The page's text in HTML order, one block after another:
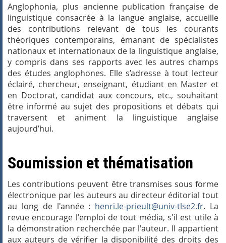
Anglophonia, plus ancienne publication française de
linguistique consacrée à la langue anglaise, accueille
des contributions relevant de tous les courants
théoriques contemporains, émanant de spécialistes
nationaux et internationaux de la linguistique anglaise,
y compris dans ses rapports avec les autres champs
des études anglophones. Elle s’adresse à tout lecteur
éclairé, chercheur, enseignant, étudiant en Master et
en Doctorat, candidat aux concours, etc., souhaitant
être informé au sujet des propositions et débats qui
traversent et animent la linguistique anglaise
aujourd’hui.
Soumission et thématisation
Les contributions peuvent être transmises sous forme
électronique par les auteurs au directeur éditorial tout
au long de l'année : henri.le-prieult@univ-tlse2.fr. La
revue encourage l'emploi de tout média, s'il est utile à
la démonstration recherchée par l'auteur. Il appartient
aux auteurs de vérifier la disponibilité des droits des